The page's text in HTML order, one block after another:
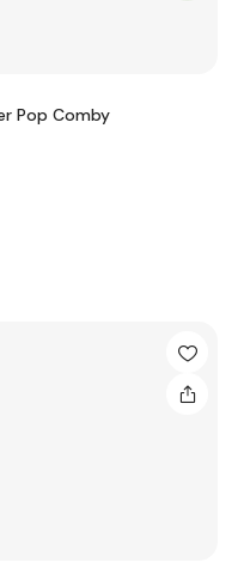
Pop Comby